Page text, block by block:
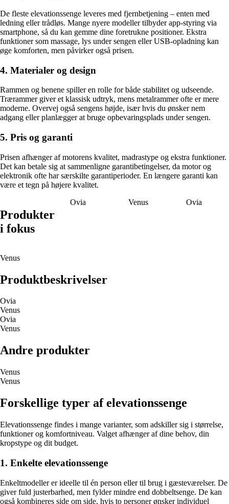
De fleste elevationssenge leveres med fjernbetjening – enten med
ledning eller trådløs. Mange nyere modeller tilbyder app-styring via
smartphone, så du kan gemme dine foretrukne positioner. Ekstra
funktioner som massage, lys under sengen eller USB-opladning kan
øge komforten, men påvirker også prisen.
4. Materialer og design
Rammen og benene spiller en rolle for både stabilitet og udseende.
Trærammer giver et klassisk udtryk, mens metalrammer ofte er mere
moderne. Overvej også sengens højde, især hvis du ønsker nem
adgang eller planlægger at bruge opbevaringsplads under sengen.
5. Pris og garanti
Prisen afhænger af motorens kvalitet, madrastype og ekstra funktioner.
Det kan betale sig at sammenligne garantibetingelser, da motor og
elektronik ofte har særskilte garantiperioder. En længere garanti kan
være et tegn på højere kvalitet.
Produkter
i fokus
Ovia Venus Ovia
Venus
Produktbeskrivelser
Ovia
Venus
Ovia
Venus
Andre produkter
Venus
Venus
Forskellige typer af elevationssenge
Elevationssenge findes i mange varianter, som adskiller sig i størrelse,
funktioner og komfortniveau. Valget afhænger af dine behov, din
kropstype og dit budget.
1. Enkelte elevationssenge
Enkeltmodeller er ideelle til én person eller til brug i gæsteværelser. De
giver fuld justerbarhed, men fylder mindre end dobbeltsenge. De kan
også kombineres side om side, hvis to personer ønsker individuel